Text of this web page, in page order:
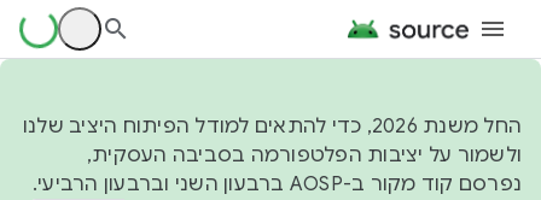
החל משנת 2026, כדי להתאים למודל הפיתוח היציב שלנו
ולשמור על יציבות הפלטפורמה בסביבה העסקית,
נפרסם קוד מקור ב-AOSP ברבעון השני וברבעון הרביעי.